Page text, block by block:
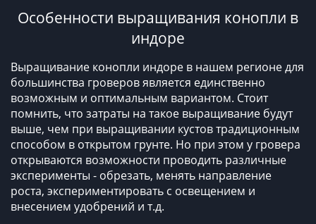
Особенности выращивания конопли в
индоре
Выращивание конопли индоре в нашем регионе для
большинства гроверов является единственно
возможным и оптимальным вариантом. Стоит
помнить, что затраты на такое выращивание будут
выше, чем при выращивании кустов традиционным
способом в открытом грунте. Но при этом у гровера
открываются возможности проводить различные
эксперименты - обрезать, менять направление
роста, экспериментировать с освещением и
внесением удобрений и т.д.